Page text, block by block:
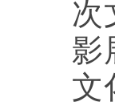
次
影
文